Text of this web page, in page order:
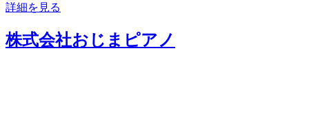
詳細を見る
株式会社おじまピアノ